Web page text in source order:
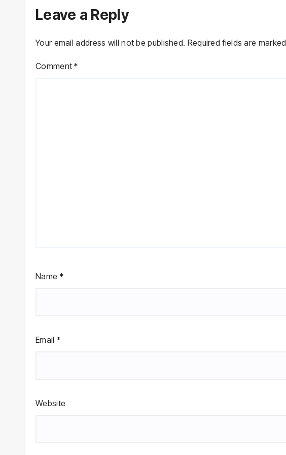
Leave a Reply
Your email address will not be published. Required fields are marked
Comment*
Name *
Email *
Website